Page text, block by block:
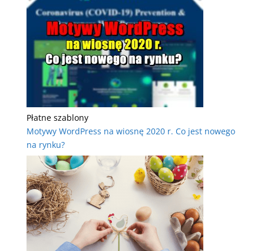
Płatne szablony
Motywy WordPress na wiosnę 2020 r. Co jest nowego
na rynku?